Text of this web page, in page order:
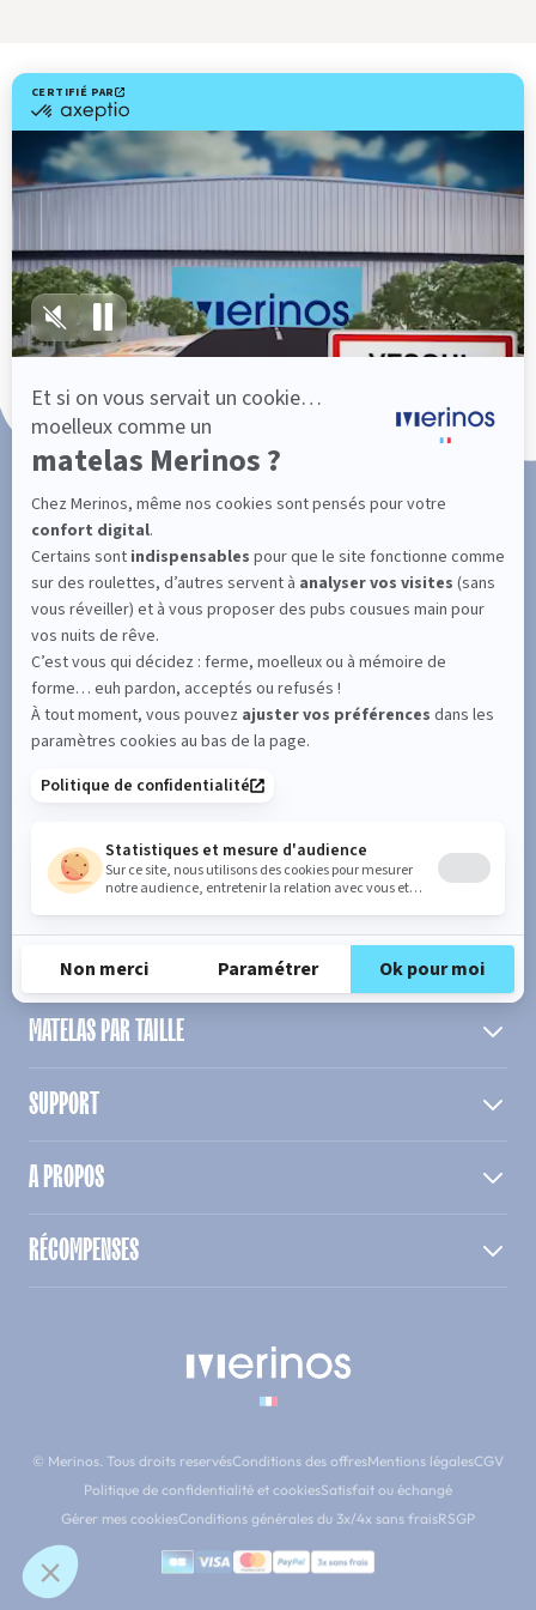
Livraison gratuite
Fabrication Française
101 nuits d'essai*
Paiement en 3x ou 4x sans frais
SUIVEZ L'ACTUALITÉ DE MERINOS !
Entrez votre adresse email
S'inscrire
En cochant cette case, vous confirmez avoir plus de 16 ans et
acceptez de recevoir notre Newsletter incluant des informations
concernant les offres, services, produits ou évènements de Bultex
conformément à
notre politique de protection des données personnelles.
PRODUIT
MATELAS PAR TAILLE
SUPPORT
A PROPOS
RÉCOMPENSES
© Merinos. Tous droits reservésConditions des offresMentions légalesCGV
Politique de confidentialité et cookiesSatisfait ou échangé
Gérer mes cookiesConditions générales du 3x/4x sans fraisRSGP